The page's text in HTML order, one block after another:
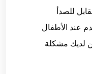
للصدأ
لديك مشكلة